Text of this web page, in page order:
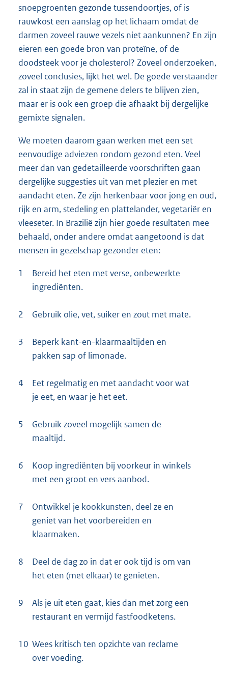
snoepgroenten gezonde tussendoortjes, of is
rauwkost een aanslag op het lichaam omdat de
darmen zoveel rauwe vezels niet aankunnen? En zijn
eieren een goede bron van proteïne, of de
doodsteek voor je cholesterol? Zoveel onderzoeken,
zoveel conclusies, lijkt het wel. De goede verstaander
zal in staat zijn de gemene delers te blijven zien,
maar er is ook een groep die afhaakt bij dergelijke
gemixte signalen.
We moeten daarom gaan werken met een set
eenvoudige adviezen rondom gezond eten. Veel
meer dan van gedetailleerde voorschriften gaan
dergelijke suggesties uit van met plezier en met
aandacht eten. Ze zijn herkenbaar voor jong en oud,
rijk en arm, stedeling en plattelander, vegetariër en
vleeseter. In Brazilië zijn hier goede resultaten mee
behaald, onder andere omdat aangetoond is dat
mensen in gezelschap gezonder eten:
1
Bereid het eten met verse, onbewerkte
ingrediënten.
2 Gebruik olie, vet, suiker en zout met mate.
3
Beperk kant-en-klaarmaaltijden en
pakken sap of limonade.
4
Eet regelmatig en met aandacht voor wat
je eet, en waar je het eet.
5
Gebruik zoveel mogelijk samen de
maaltijd.
6
Koop ingrediënten bij voorkeur in winkels
met een groot en vers aanbod.
7
Ontwikkel je kookkunsten, deel ze en
geniet van het voorbereiden en
klaarmaken.
8
Deel de dag zo in dat er ook tijd is om van
het eten (met elkaar) te genieten.
9
Als je uit eten gaat, kies dan met zorg een
restaurant en vermijd fastfoodketens.
10 Wees kritisch ten opzichte van reclame
over voeding.